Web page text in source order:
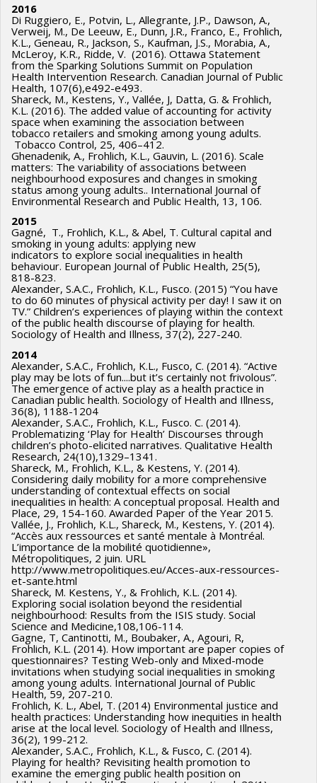
2016
Di Ruggiero, E., Potvin, L., Allegrante, J.P., Dawson, A.,
Verweij, M., De Leeuw, E., Dunn, J.R., Franco, E., Frohlich,
K.L., Geneau, R., Jackson, S., Kaufman, J.S., Morabia, A.,
McLeroy, K.R., Ridde, V. (2016). Ottawa Statement
from the Sparking Solutions Summit on Population
Health Intervention Research. Canadian Journal of Public
Health, 107(6),e492-e493.
Shareck, M., Kestens, Y., Vallée, J, Datta, G. & Frohlich,
K.L. (2016). The added value of accounting for activity
space when examining the association between
tobacco retailers and smoking among young adults.
Tobacco Control, 25, 406–412.
Ghenadenik, A., Frohlich, K.L., Gauvin, L. (2016). Scale
matters: The variability of associations between
neighbourhood exposures and changes in smoking
status among young adults.. International Journal of
Environmental Research and Public Health, 13, 106.
2015
Gagné, T., Frohlich, K.L., & Abel, T. Cultural capital and
smoking in young adults: applying new
indicators to explore social inequalities in health
behaviour. European Journal of Public Health, 25(5),
818-823.
Alexander, S.A.C., Frohlich, K.L., Fusco. (2015) “You have
to do 60 minutes of physical activity per day! I saw it on
TV.” Children’s experiences of playing within the context
of the public health discourse of playing for health.
Sociology of Health and Illness, 37(2), 227-240.
2014
Alexander, S.A.C., Frohlich, K.L., Fusco, C. (2014). “Active
play may be lots of fun....but it’s certainly not frivolous”.
The emergence of active play as a health practice in
Canadian public health. Sociology of Health and Illness,
36(8), 1188-1204
Alexander, S.A.C., Frohlich, K.L., Fusco. C. (2014).
Problematizing ‘Play for Health’ Discourses through
children’s photo-elicited narratives. Qualitative Health
Research, 24(10),1329–1341.
Shareck, M., Frohlich, K.L., & Kestens, Y. (2014).
Considering daily mobility for a more comprehensive
understanding of contextual effects on social
inequalities in health: A conceptual proposal. Health and
Place, 29, 154-160. Awarded Paper of the Year 2015.
Vallée, J., Frohlich, K.L., Shareck, M., Kestens, Y. (2014).
“Accès aux ressources et santé mentale à Montréal.
L’importance de la mobilité quotidienne»,
Métropolitiques, 2 juin. URL
http://www.metropolitiques.eu/Acces-aux-ressources-
et-sante.html
Shareck, M. Kestens, Y., & Frohlich, K.L. (2014).
Exploring social isolation beyond the residential
neighbourhood: Results from the ISIS study. Social
Science and Medicine,108,106-114.
Gagne, T, Cantinotti, M., Boubaker, A., Agouri, R,
Frohlich, K.L. (2014). How important are paper copies of
questionnaires? Testing Web-only and Mixed-mode
invitations when studying social inequalities in smoking
among young adults. International Journal of Public
Health, 59, 207-210.
Frohlich, K. L., Abel, T. (2014) Environmental justice and
health practices: Understanding how inequities in health
arise at the local level. Sociology of Health and Illness,
36(2), 199-212.
Alexander, S.A.C., Frohlich, K.L., & Fusco, C. (2014).
Playing for health? Revisiting health promotion to
examine the emerging public health position on